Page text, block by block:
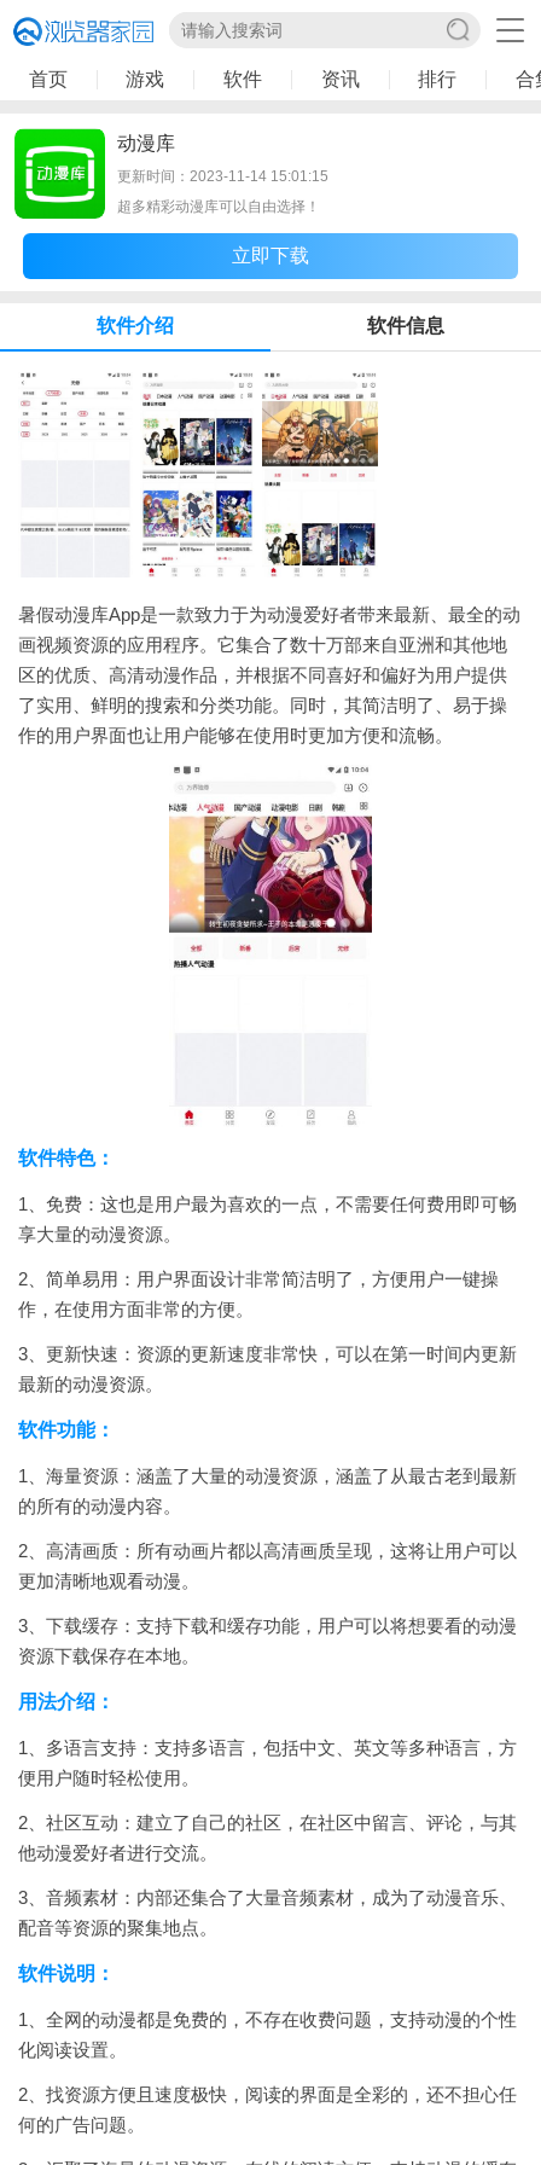
首页 游戏 软件 资讯 排行 合
动漫库
更新时间：2023-11-14 15:01:15
超多精彩动漫库可以自由选择！
立即下载
软件介绍 软件信息
暑假动漫库App是一款致力于为动漫爱好者带来最新、最全的动
画视频资源的应用程序。它集合了数十万部来自亚洲和其他地
区的优质、高清动漫作品，并根据不同喜好和偏好为用户提供
了实用、鲜明的搜索和分类功能。同时，其简洁明了、易于操
作的用户界面也让用户能够在使用时更加方便和流畅。
软件特色：
1、免费： 这也是用户最为喜欢的一点，不需要任何费用即可畅
享大量的动漫资源。
2、简单易用：用户界面设计非常简洁明了，方便用户一键操
作，在使用方面非常的方便。
3、更新快速：资源的更新速度非常快，可以在第一时间内更新
最新的动漫资源。
软件功能：
1、海量资源：涵盖了大量的动漫资源，涵盖了从最古老到最新
的所有的动漫内容。
2、高清画质：所有动画片都以高清画质呈现，这将让用户可以
更加清晰地观看动漫。
3、下载缓存：支持下载和缓存功能，用户可以将想要看的动漫
资源下载保存在本地。
用法介绍：
1、多语言支持：支持多语言，包括中文、英文等多种语言，方
便用户随时轻松使用。
2、社区互动：建立了自己的社区，在社区中留言、评论，与其
他动漫爱好者进行交流。
3、音频素材：内部还集合了大量音频素材，成为了动漫音乐、
配音等资源的聚集地点。
软件说明：
1、全网的动漫都是免费的，不存在收费问题，支持动漫的个性
化阅读设置。
2、找资源方便且速度极快，阅读的界面是全彩的，还不担心任
何的广告问题。